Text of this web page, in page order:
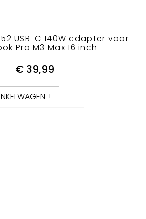
USB-C 140W adapter voor
Pro M3 Max 16 inch
€ 39,99
+